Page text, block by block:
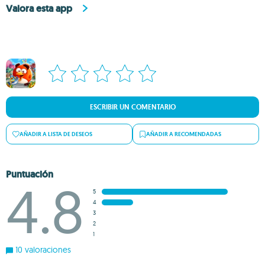
Valora esta app
ESCRIBIR UN COMENTARIO
AÑADIR A LISTA DE DESEOS AÑADIR A RECOMENDADAS
Puntuación
4.8
5
4
3
2
1
10 valoraciones